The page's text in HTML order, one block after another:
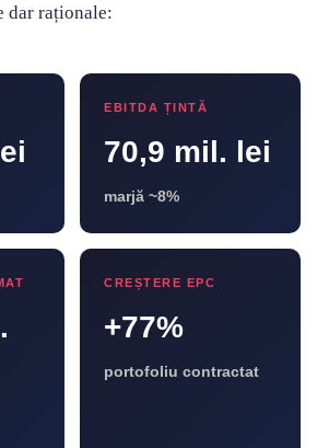
dar raționale:
EBITDA ȚINTĂ
70,9 mil. lei
marjă ~8%
CREȘTERE EPC
+77%
portofoliu contractat